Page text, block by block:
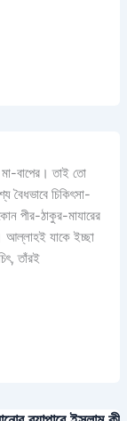
বাপের। তাই তো
বৈধভাবে চিকিৎসা-
পীর-ঠাকুর-মাযারের
আল্লাহই যাকে ইচ্ছা
তাঁরই